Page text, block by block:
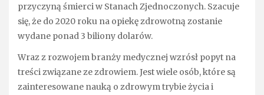
przyczyną śmierci w Stanach Zjednoczonych. Szacuje
się, że do 2020 roku na opiekę zdrowotną zostanie
wydane ponad 3 biliony dolarów.
Wraz z rozwojem branży medycznej wzrósł popyt na
treści związane ze zdrowiem. Jest wiele osób, które są
zainteresowane nauką o zdrowym trybie życia i